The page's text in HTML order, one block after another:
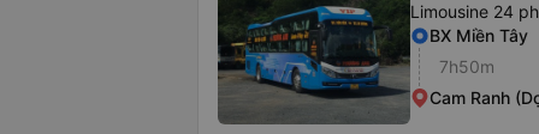
Limousine 24
BX Miền Tây
7h50m
Cam Ranh